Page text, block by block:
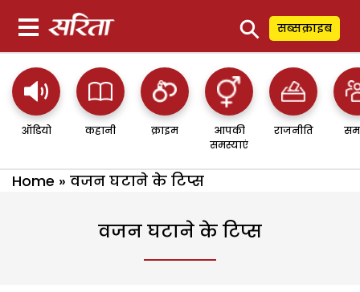
⚲ सब्सक्राइब
ऑडियो कहानी क्राइम
आपकी
समस्याएं
राजनीति
Home » वजन घटाने के टिप्स
वजन घटाने के टिप्स